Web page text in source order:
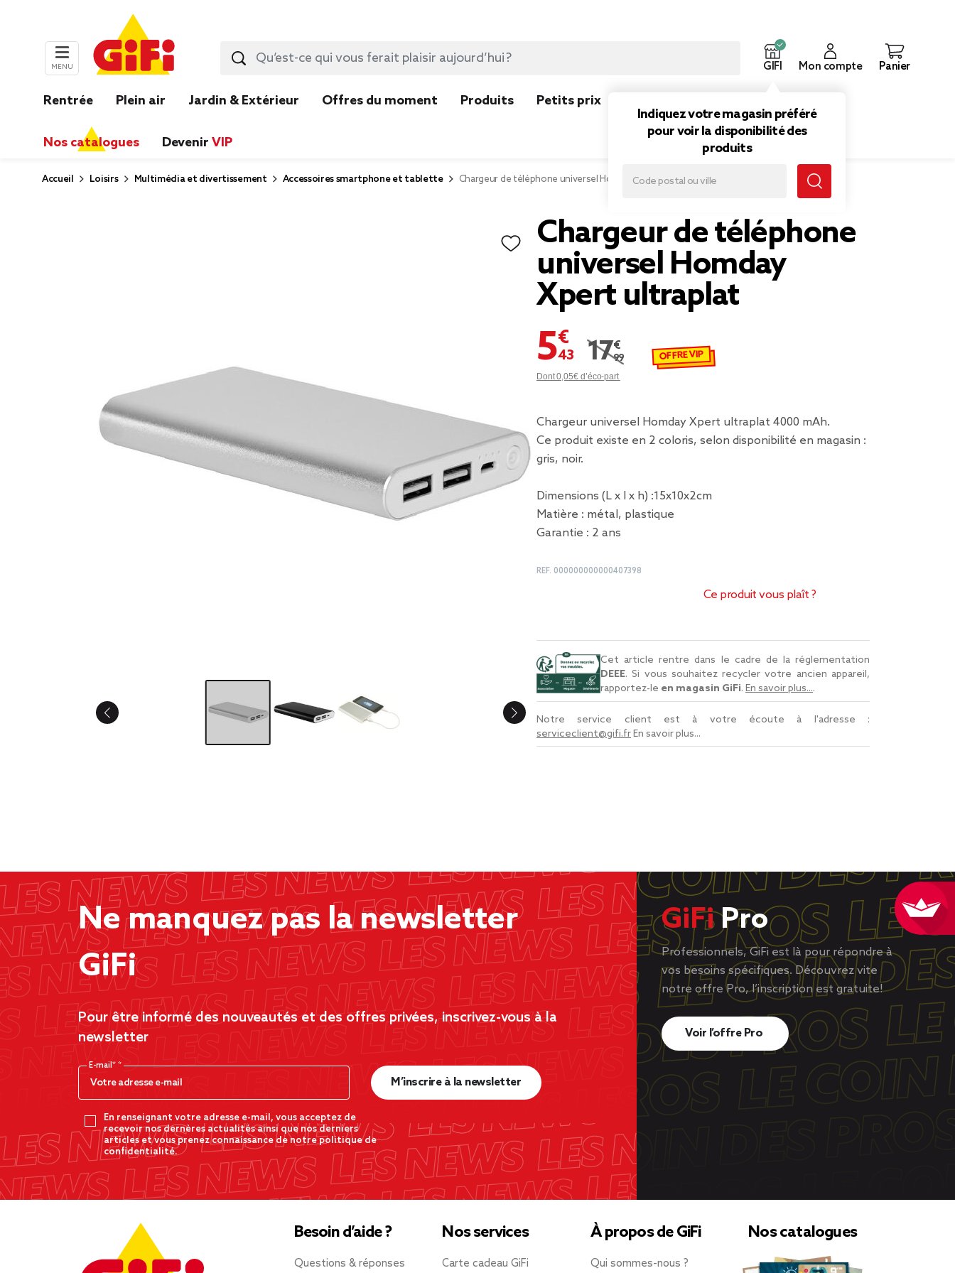
MENU GIFI
Indiquez votre magasin préféré
pour voir la disponibilité des
produits
Mon compte Panier
Rentrée Plein air Jardin & Extérieur Offres du moment Produits Petits prix
Nos catalogues Devenir VIP
Accueil Loisirs Multimédia et divertissement Accessoires smartphone et tablette Chargeur de téléphone universel Homday Xpert ultraplat
Chargeur de téléphone
universel Homday
Xpert ultraplat
5,43 €
Prix remisé de 17,99 € à 5,43 €
17,99 €
Dont 0,05€ d’éco-part
OFFRE VIP
Chargeur universel Homday Xpert ultraplat 4000 mAh.
Ce produit existe en 2 coloris, selon disponibilité en magasin :
gris, noir.
Dimensions (L x l x h) :15x10x2cm
Matière : métal, plastique
Garantie : 2 ans
REF. 000000000000407398
Ce produit vous plaît ?
Cet article rentre dans le cadre de la réglementation
DEEE. Si vous souhaitez recycler votre ancien appareil,
rapportez-le en magasin GiFi. En savoir plus....
Notre service client est à votre écoute à l'adresse :
serviceclient@gifi.frEn savoir plus...
Ne manquez pas la newsletter
GiFi
Pour être informé des nouveautés et des offres privées, inscrivez-vous à la
newsletter
E-mail*
En renseignant votre adresse e-mail, vous acceptez de
recevoir nos dernères actualités ainsi que nos derniers
articles et vous prenez connaissance de notre politique de
confidentialité.
M’inscrire à la newsletter
GiFiPro
Professionnels, GiFi est là pour répondre à
vos besoins spécifiques. Découvrez vite
notre offre Pro, l’inscription est gratuite!
Voir l’offre Pro
Besoin d’aide ?
Questions & réponses
Nos services
Carte cadeau GiFi
À propos de GiFi
Qui sommes-nous ?
Nos catalogues